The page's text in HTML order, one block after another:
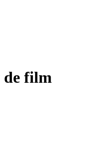
de film